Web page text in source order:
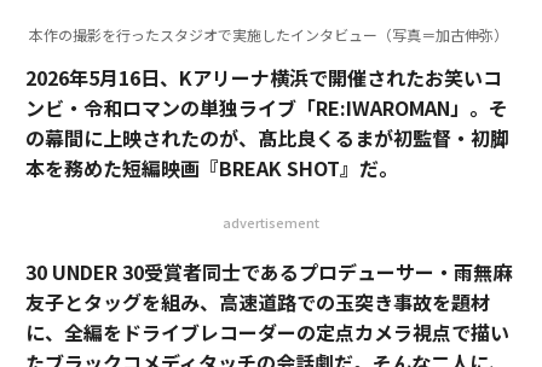
本作の撮影を行ったスタジオで実施したインタビュー（写真＝加古伸弥）
2026年5月16日、Kアリーナ横浜で開催されたお笑いコ
ンビ・令和ロマンの単独ライブ「RE:IWAROMAN」。そ
の幕間に上映されたのが、髙比良くるまが初監督・初脚
本を務めた短編映画『BREAK SHOT』だ。
advertisement
30 UNDER 30受賞者同士であるプロデューサー・雨無麻
友子とタッグを組み、高速道路での玉突き事故を題材
に、全編をドライブレコーダーの定点カメラ視点で描い